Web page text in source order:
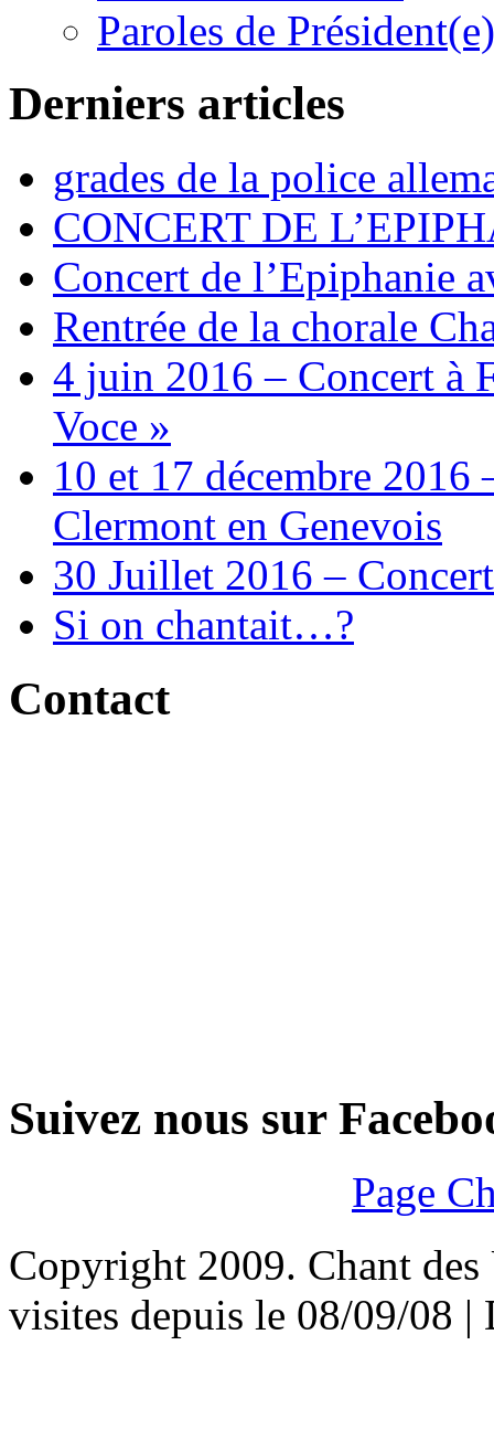
Paroles de Président(e)
Derniers articles
grades de la police
CONCERT DE
Concert de l’Epiphanie
Rentrée de la chorale
4 juin 2016 – Concert à
Voce »
10 et 17 décembre
Clermont en Genevois
30 Juillet 2016 –
Si on chantait…?
Contact
Suivez nous sur
Page
Copyright 2009. Chant des
visites depuis le 08/09/08